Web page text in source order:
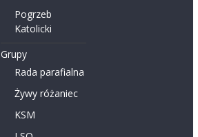
Pogrzeb
Katolicki
Grupy
Rada parafialna
Żywy różaniec
KSM